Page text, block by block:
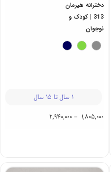
دخترانه هیرمان
313 | کودک و
نوجوان
1 سال تا 15 سال
1,805,000
–
2,940,000